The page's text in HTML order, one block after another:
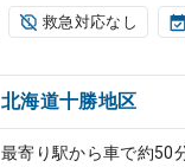
救急対応なし
北海道十勝地区
最寄り駅から車で約50